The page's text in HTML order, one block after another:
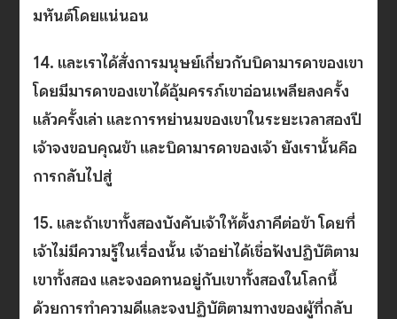
มหันต์โดยแน่นอน
14. และเราได้สั่งการมนุษย์เกี่ยวกับบิดามารดาของเขา
โดยมีมารดาของเขาได้อุ้มครรภ์เขาอ่อนเพลียลงครั้ง
แล้วครั้งเล่า และการหย่านมของเขาในระยะเวลาสองปี
เจ้าจงขอบคุณข้า และบิดามารดาของเจ้า ยังเรานั้นคือ
การกลับไปสู่
15. และถ้าเขาทั้งสองบังคับเจ้าให้ตั้งภาคีต่อข้า โดยที่
เจ้าไม่มีความรู้ในเรื่องนั้น เจ้าอย่าได้เชื่อฟังปฏิบัติตาม
เขาทั้งสอง และจงอดทนอยู่กับเขาทั้งสองในโลกนี้
ด้วยการทำความดีและจงปฏิบัติตามทางของผู้ที่กลับ